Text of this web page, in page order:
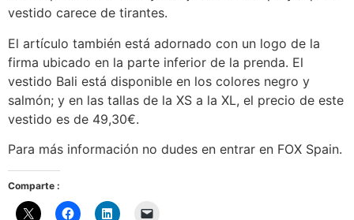
vestido carece de tirantes.
El artículo también está adornado con un logo de la
firma ubicado en la parte inferior de la prenda. El
vestido Bali está disponible en los colores negro y
salmón; y en las tallas de la XS a la XL, el precio de este
vestido es de 49,30€.
Para más información no dudes en entrar en FOX Spain.
Comparte :